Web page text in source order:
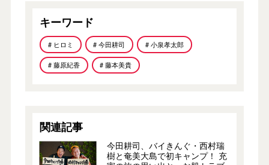
キーワード
# ヒロミ # 今田耕司 # 小泉孝太郎
# 藤原紀香 # 藤本美貴
関連記事
今田耕司、バイきんぐ・西村瑞
樹と奄美大島で初キャンプ！ 充